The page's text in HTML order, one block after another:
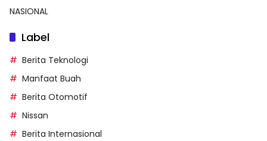
NASIONAL
Label
Berita Teknologi
Manfaat Buah
Berita Otomotif
Nissan
Berita Internasional